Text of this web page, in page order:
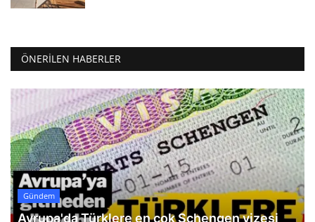
ÖNERILEN HABERLER
Gündem
Avrupa'da Türklere en çok Schengen vizesi